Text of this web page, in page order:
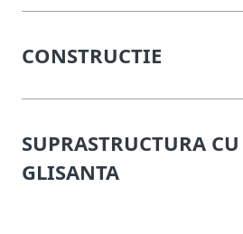
CONSTRUCTIE
SUPRASTRUCTURA
GLISANTA